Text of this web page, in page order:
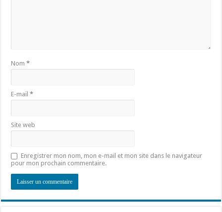
Nom*
E-mail*
Site web
Enregistrer mon nom, mon e-mail et mon site dans le navigateur
pour mon prochain commentaire.